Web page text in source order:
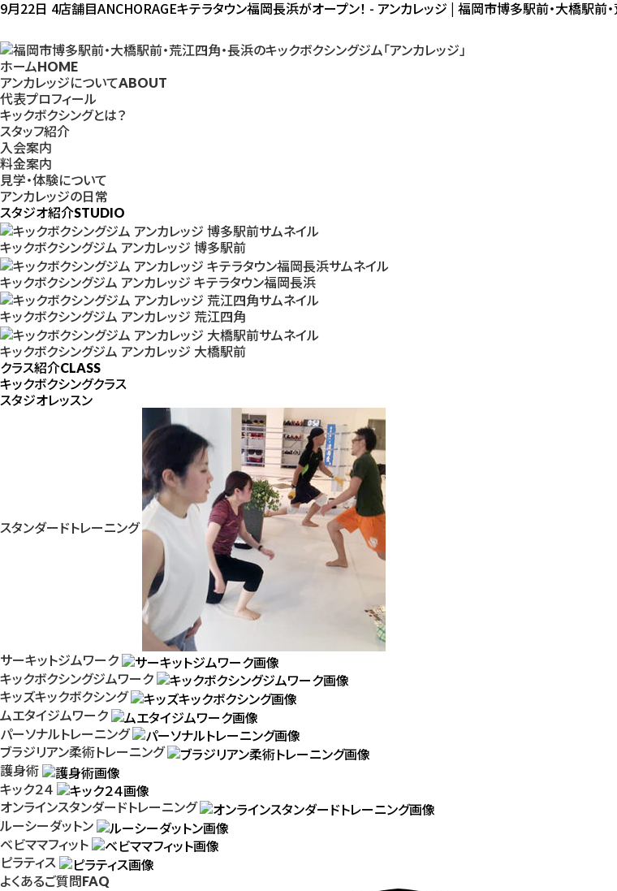
9月22日 4店舗目ANCHORAGEキテラタウン福岡長浜がオープン！ - アンカレッジ | 福岡市博多駅前・大橋駅前・
ホームHOME
アンカレッジについてABOUT
代表プロフィール
キックボクシングとは？
スタッフ紹介
入会案内
料金案内
見学・体験について
アンカレッジの日常
スタジオ紹介STUDIO
キックボクシングジム アンカレッジ 博多駅前
キックボクシングジム アンカレッジ キテラタウン福岡長浜
キックボクシングジム アンカレッジ 荒江四角
キックボクシングジム アンカレッジ 大橋駅前
クラス紹介CLASS
キックボクシングクラス
スタジオレッスン
スタンダードトレーニング
サーキットジムワーク
キックボクシングジムワーク
キッズキックボクシング
ムエタイジムワーク
パーソナルトレーニング
ブラジリアン柔術トレーニング
護身術
キック２４
オンラインスタンダードトレーニング
ルーシーダットン
ベビママフィット
ピラティス
よくあるご質問FAQ